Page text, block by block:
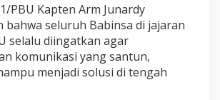
PBU Kapten Arm Junardy
bahwa seluruh Babinsa di jajaran
selalu diingatkan agar
komunikasi yang santun,
menjadi solusi di tengah